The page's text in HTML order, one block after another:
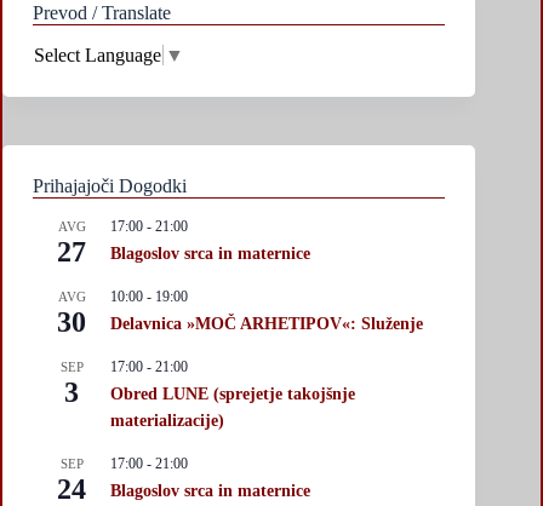
Prevod / Translate
Select Language ▼
Prihajajoči Dogodki
AVG
27
17:00 - 21:00
Blagoslov srca in maternice
AVG
30
10:00 - 19:00
Delavnica »MOČ ARHETIPOV«: Služenje
SEP
3
17:00 - 21:00
Obred LUNE (sprejetje takojšnje
materializacije)
SEP
24
17:00 - 21:00
Blagoslov srca in maternice